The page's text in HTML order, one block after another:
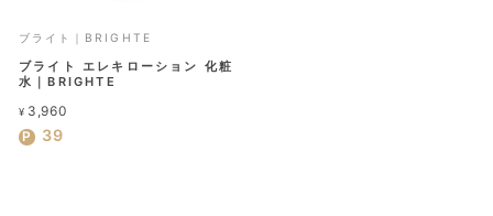
ブライト｜BRIGHTE
ブライト エレキローション 化粧
水｜BRIGHTE
¥ 3,960
39